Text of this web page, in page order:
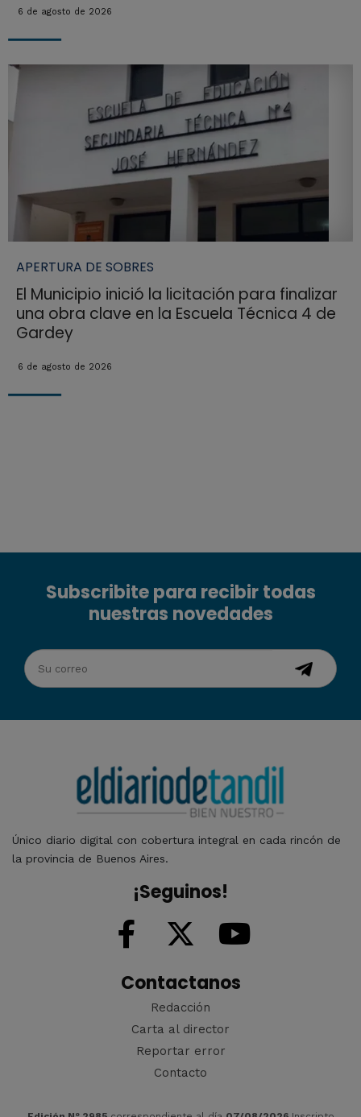
6 de agosto de 2026
APERTURA DE SOBRES
El Municipio inició la licitación para finalizar
una obra clave en la Escuela Técnica 4 de
Gardey
6 de agosto de 2026
Subscribite para recibir todas
nuestras novedades
Único diario digital con cobertura integral en cada rincón de
la provincia de Buenos Aires.
¡Seguinos!
Contactanos
Redacción
Carta al director
Reportar error
Contacto